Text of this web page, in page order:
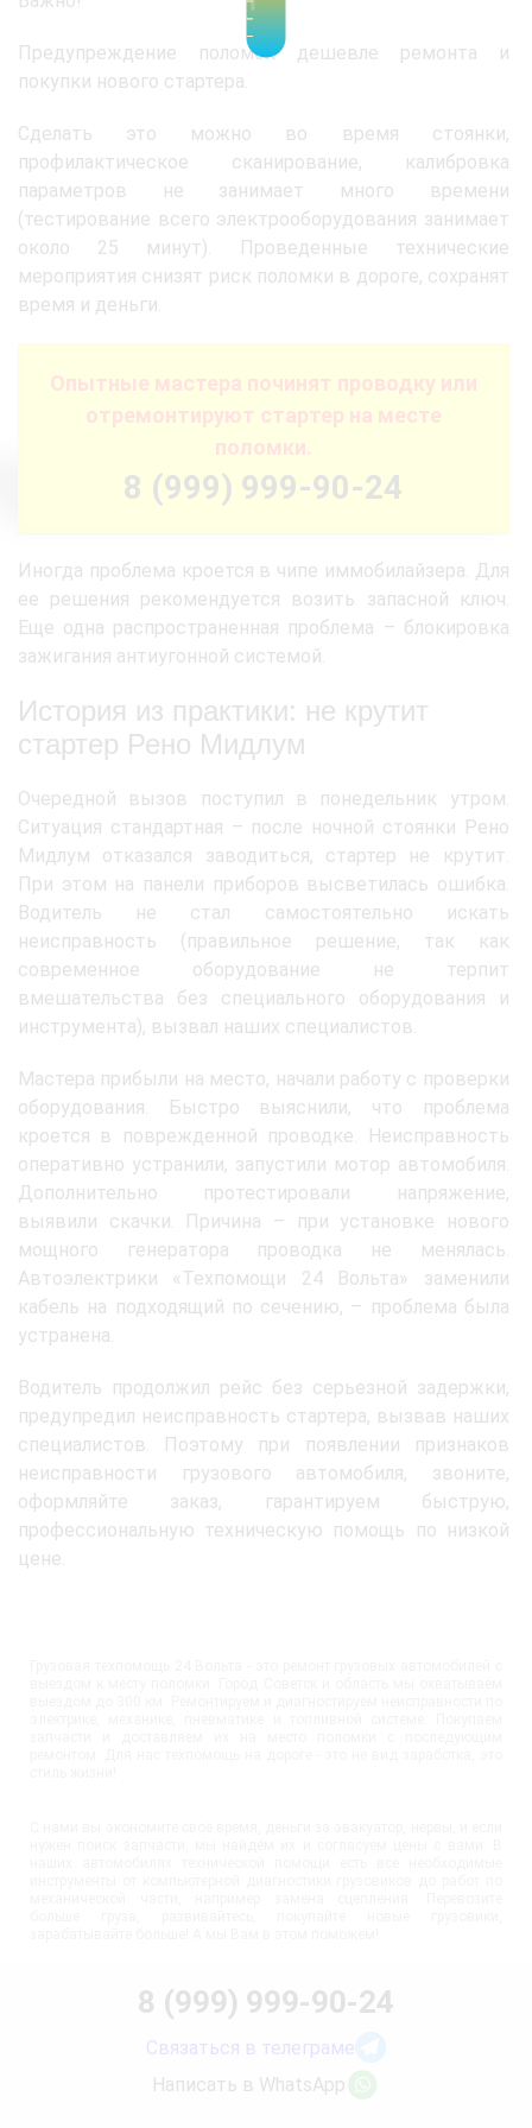
Предупреждение поломок дешевле ремонта и
покупки нового стартера.
Сделать это можно во время стоянки,
профилактическое сканирование, калибровка
параметров не занимает много времени
(тестирование всего электрооборудования занимает
около 25 минут). Проведенные технические
мероприятия снизят риск поломки в дороге, сохранят
время и деньги.
Опытные мастера починят проводку или
отремонтируют стартер на месте
поломки.
8 (999) 999-90-24
Иногда проблема кроется в чипе иммобилайзера. Для
ее решения рекомендуется возить запасной ключ.
Еще одна распространенная проблема – блокировка
зажигания антиугонной системой.
История из практики: не крутит
стартер Рено Мидлум
Очередной вызов поступил в понедельник утром.
Ситуация стандартная – после ночной стоянки Рено
Мидлум отказался заводиться, стартер не крутит.
При этом на панели приборов высветилась ошибка.
Водитель не стал самостоятельно искать
неисправность (правильное решение, так как
современное оборудование не терпит
вмешательства без специального оборудования и
инструмента), вызвал наших специалистов.
Мастера прибыли на место, начали работу с проверки
оборудования. Быстро выяснили, что проблема
кроется в поврежденной проводке. Неисправность
оперативно устранили, запустили мотор автомобиля.
Дополнительно протестировали напряжение,
выявили скачки. Причина – при установке нового
мощного генератора проводка не менялась.
Автоэлектрики «Техпомощи 24 Вольта» заменили
кабель на подходящий по сечению, – проблема была
устранена.
Водитель продолжил рейс без серьезной задержки,
предупредил неисправность стартера, вызвав наших
специалистов. Поэтому при появлении признаков
неисправности грузового автомобиля, звоните,
оформляйте заказ, гарантируем быструю,
профессиональную техническую помощь по низкой
цене.
8 (999) 999-90-24
Связаться в телеграме
Написать в WhatsApp